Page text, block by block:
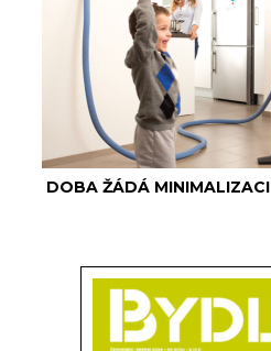
DOBA ŽÁDÁ MINIMALIZACI